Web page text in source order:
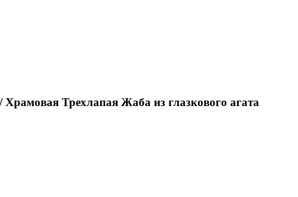
/ Храмовая Трехлапая Жаба из глазкового агата